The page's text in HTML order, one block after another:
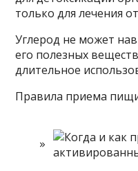
только для лечения
Углерод не может
его полезных
длительное
Правила приема